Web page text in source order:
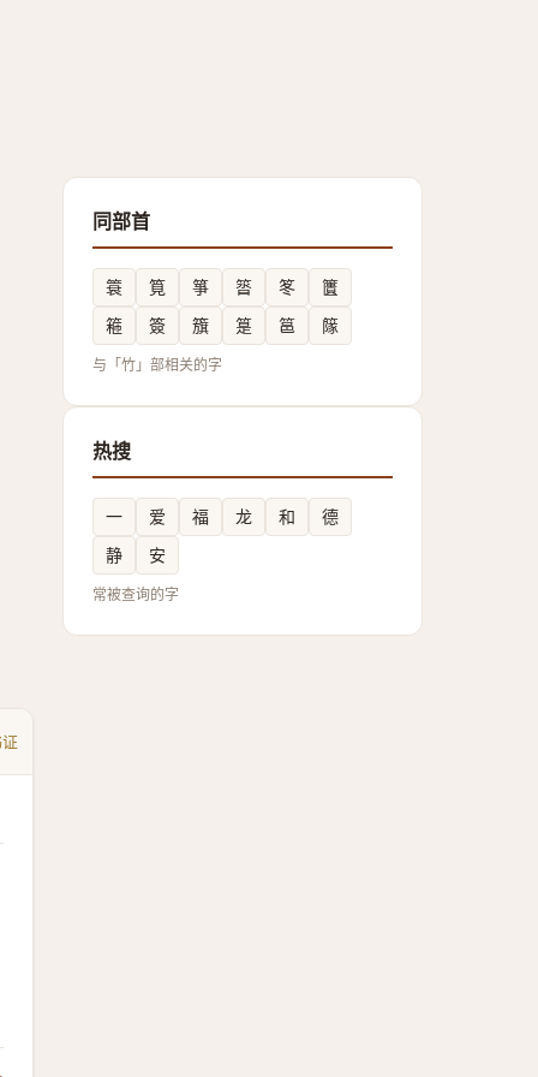
同部首
簑 筧 箏 䈋 笗
籄
篐
簽 籏 䈕 䇼 䉌
与「竹」部相关的字
热搜
一 爱 福 龙 和
德
静
安
常被查询的字